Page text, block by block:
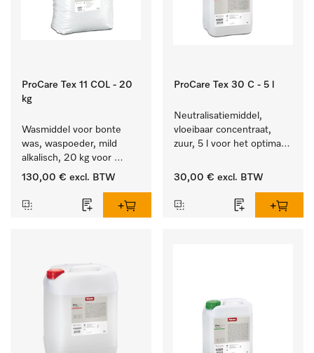
ProCare Tex 11 COL - 20
kg
Wasmiddel voor bonte
was, waspoeder, mild
alkalisch, 20 kg voor
behoud van kleur en
was.
130,00 € excl. BTW
ProCare Tex 30 C - 5 l
Neutralisatiemiddel,
vloeibaar concentraat,
zuur, 5 l voor het optimaal
textiel door betrouwbare
30,00 € excl. BTW